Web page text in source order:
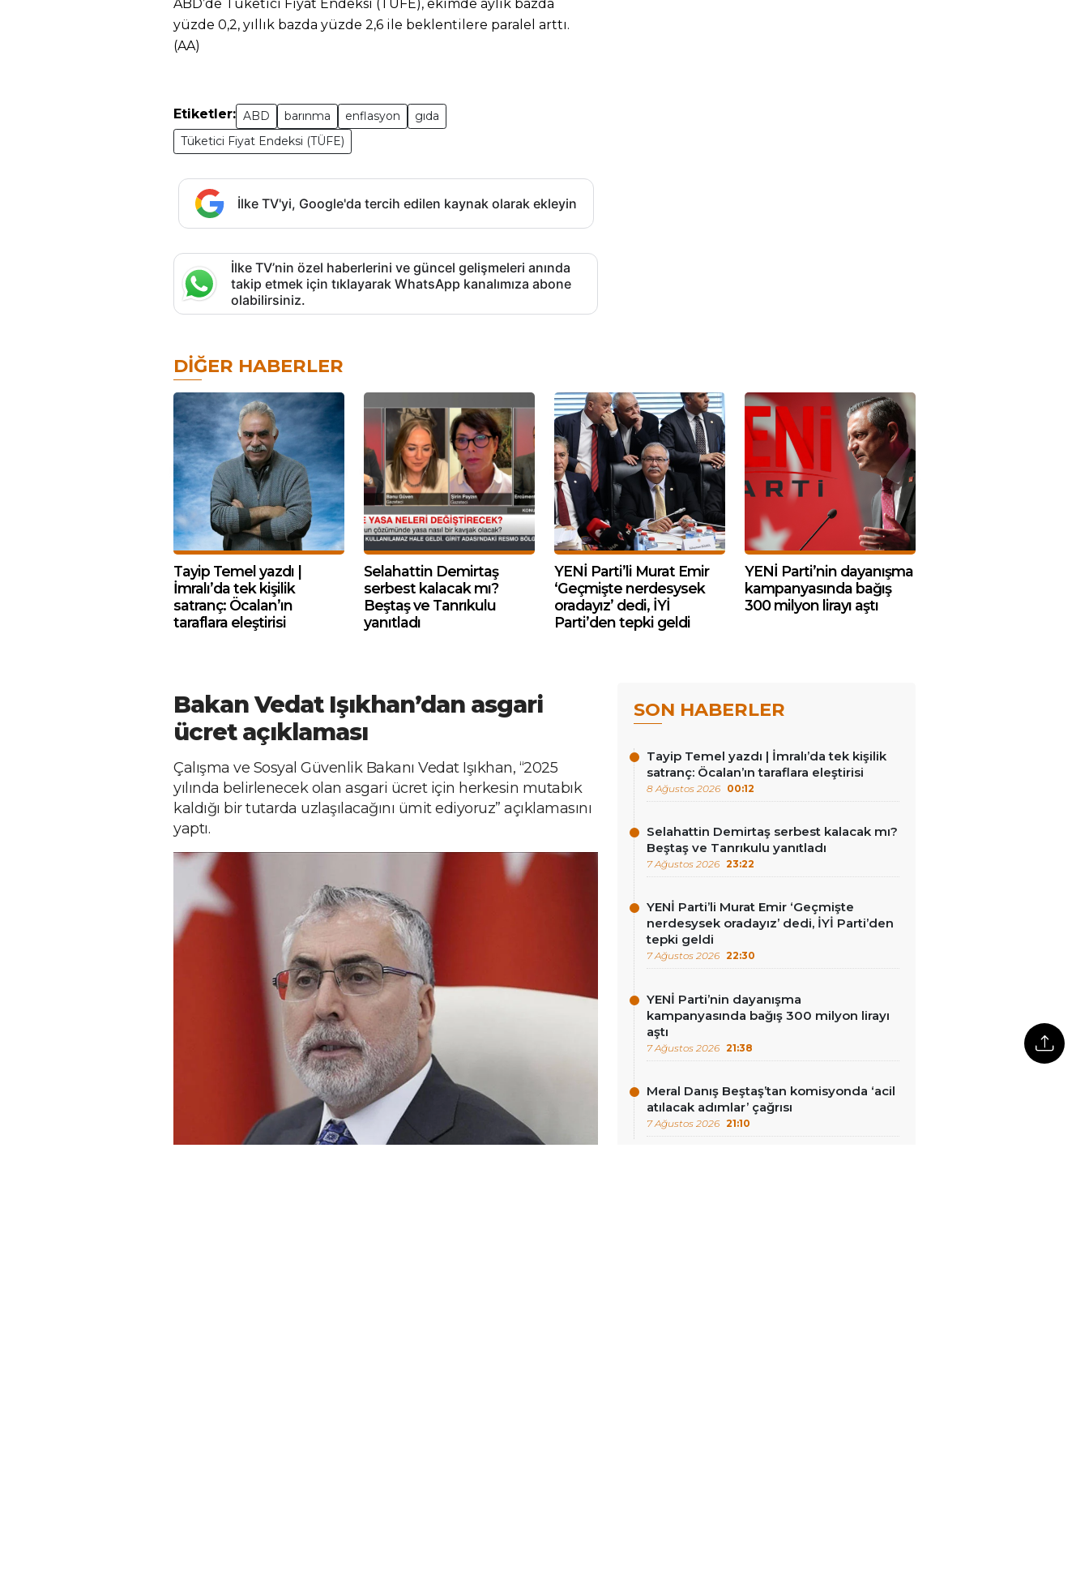
ABD’de Tüketici Fiyat Endeksi (TÜFE), ekimde aylık bazda
yüzde 0,2, yıllık bazda yüzde 2,6 ile beklentilere paralel arttı.
(AA)
Etiketler: ABD barınma enflasyon
gıda
Tüketici Fiyat Endeksi (TÜFE)
İlke TV'yi, Google'da tercih edilen kaynak olarak ekleyin
İlke TV’nin özel haberlerini ve güncel gelişmeleri anında
takip etmek için tıklayarak WhatsApp kanalımıza abone
olabilirsiniz.
DIĞER HABERLER
Tayip Temel yazdı |
İmralı’da tek kişilik
satranç: Öcalan’ın
taraflara eleştirisi
Selahattin Demirtaş
serbest kalacak mı?
Beştaş ve Tanrıkulu
yanıtladı
YENİ Parti’li Murat Emir
‘Geçmişte nerdesysek
oradayız’ dedi, İYİ
Parti’den tepki geldi
YENİ Parti’nin dayanışma
kampanyasında bağış
300 milyon lirayı aştı
Bakan Vedat Işıkhan’dan asgari
ücret açıklaması
Çalışma ve Sosyal Güvenlik Bakanı Vedat Işıkhan, “2025
yılında belirlenecek olan asgari ücret için herkesin mutabık
kaldığı bir tutarda uzlaşılacağını ümit ediyoruz” açıklamasını
yaptı.
SON HABERLER
Tayip Temel yazdı | İmralı’da tek kişilik
satranç: Öcalan’ın taraflara eleştirisi
8 Ağustos 2026 00:12
Selahattin Demirtaş serbest kalacak mı?
Beştaş ve Tanrıkulu yanıtladı
7 Ağustos 2026 23:22
YENİ Parti’li Murat Emir ‘Geçmişte
nerdesysek oradayız’ dedi, İYİ Parti’den
tepki geldi
7 Ağustos 2026 22:30
YENİ Parti’nin dayanışma
kampanyasında bağış 300 milyon lirayı
aştı
7 Ağustos 2026 21:38
Meral Danış Beştaş’tan komisyonda ‘acil
atılacak adımlar’ çağrısı
7 Ağustos 2026 21:10